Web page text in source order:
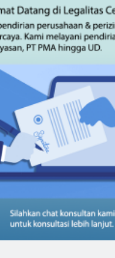
pasti memiliki tawaran
layanan
mempertimbangkan
kompeten dan
SIUP, TDP,